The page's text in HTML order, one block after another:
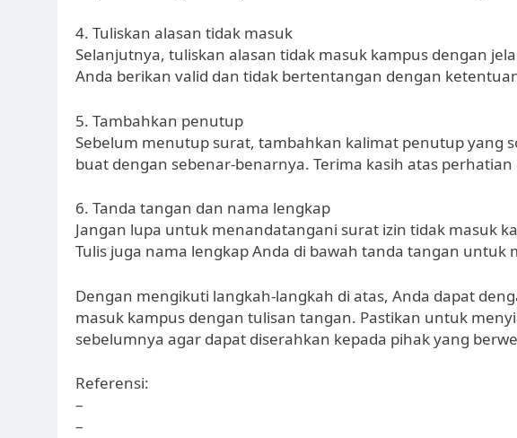
4. Tuliskan alasan tidak masuk
Selanjutnya, tuliskan alasan tidak masuk kampus dengan
Anda berikan valid dan tidak bertentangan dengan
5. Tambahkan penutup
Sebelum menutup surat, tambahkan kalimat penutup yang
buat dengan sebenar-benarnya. Terima kasih atas
6. Tanda tangan dan nama lengkap
Jangan lupa untuk menandatangani surat izin tidak masuk
Tulis juga nama lengkap Anda di bawah tanda tangan untuk
Dengan mengikuti langkah-langkah di atas, Anda dapat
masuk kampus dengan tulisan tangan. Pastikan untuk
sebelumnya agar dapat diserahkan kepada pihak yang
Referensi:
–
–